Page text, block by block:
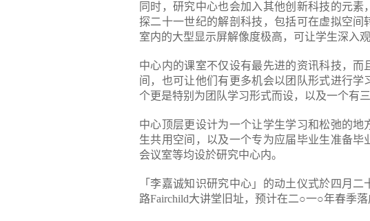
同时，研究中心也会加入其他创新科技的元
探二十一世纪的解剖科技，包括可在虚拟空
室内的大型显示屏解像度极高，可让学生深入
中心内的课室不仅设有最先进的资讯科技，
间，也可让他们有更多机会以团队形式进行
个更是特别为团队学习形式而设，以及一个有
中心顶层更设计为一个让学生学习和松弛的
生共用空间，以及一个专为应届毕业生准备毕
会议室等均设於研究中心内。
「李嘉诚知识研究中心」的动土仪式於四月
路Fairchild大讲堂旧址，预计在二○一○年春季落